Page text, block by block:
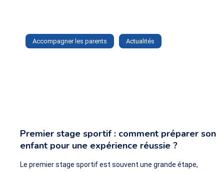
Accompagner les parents Actualités
Premier stage sportif : comment préparer son
enfant pour une expérience réussie ?
Le premier stage sportif est souvent une grande étape,